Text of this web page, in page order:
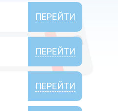
ПЕРЕЙТИ
ПЕРЕЙТИ
ПЕРЕЙТИ